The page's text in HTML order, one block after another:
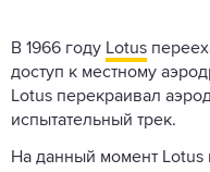
В 1966 году Lotus
доступ к местному
Lotus перекраивал
испытательный трек.
На данный момент Lotus